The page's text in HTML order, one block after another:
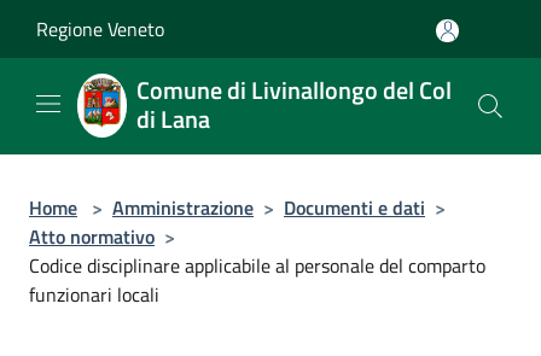
Regione Veneto
Comune di Livinallongo del Col
di Lana
Home > Amministrazione > Documenti e dati >
Atto normativo >
Codice disciplinare applicabile al personale del comparto
funzionari locali